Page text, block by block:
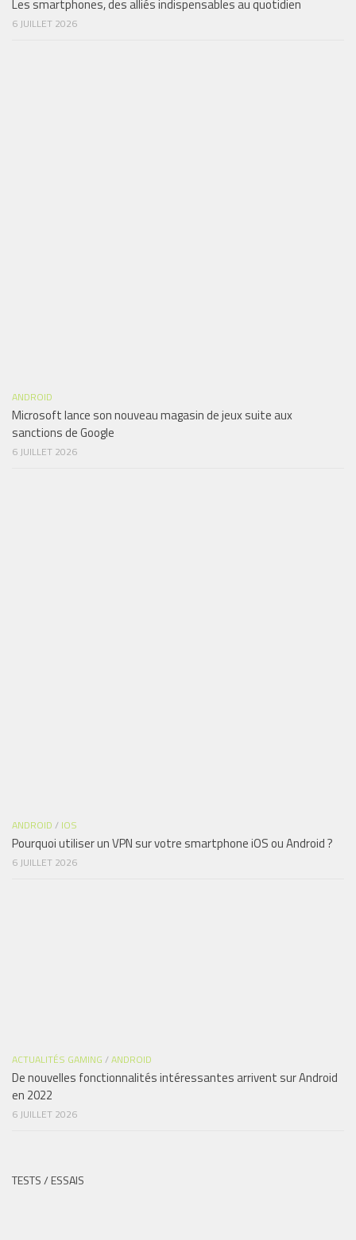
Les smartphones, des alliés indispensables au quotidien
6 JUILLET 2026
ANDROID
Microsoft lance son nouveau magasin de jeux suite aux
sanctions de Google
6 JUILLET 2026
ANDROID / IOS
Pourquoi utiliser un VPN sur votre smartphone iOS ou Android ?
6 JUILLET 2026
ACTUALITÉS GAMING /ANDROID
De nouvelles fonctionnalités intéressantes arrivent sur Android
en 2022
6 JUILLET 2026
TESTS / ESSAIS